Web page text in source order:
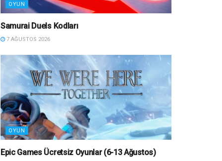
OYUN
Samurai Duels Kodları
7 AĞUSTOS 2026
OYUN
Epic Games Ücretsiz Oyunlar (6-13 Ağustos)